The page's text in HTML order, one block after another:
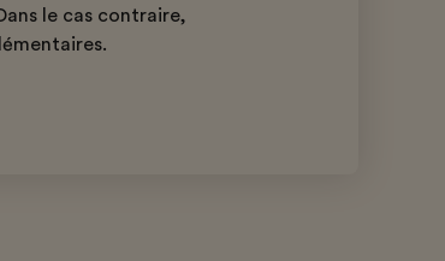
le cas contraire,